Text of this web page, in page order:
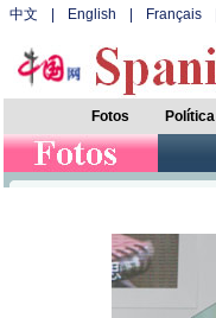
中文 English Français
Fotos Política